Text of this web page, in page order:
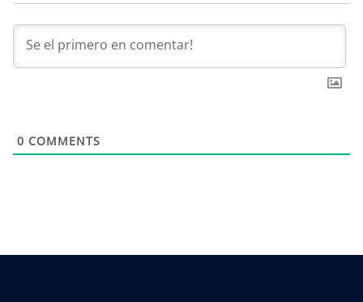
0 COMMENTS